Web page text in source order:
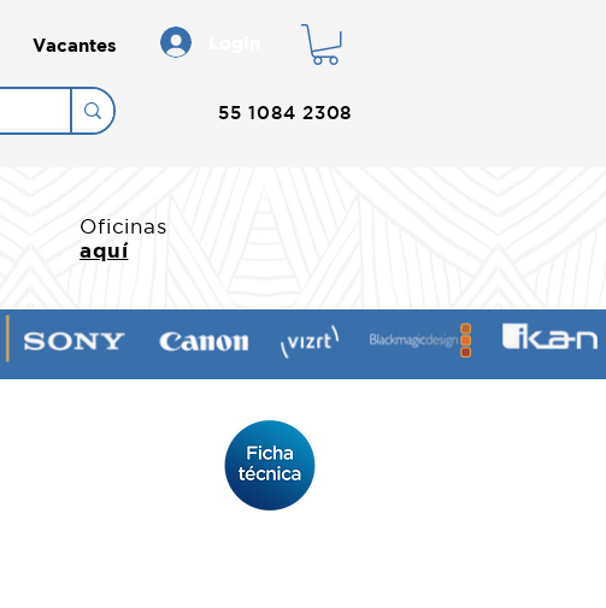
Vacantes
55 1084 2308
Oficinas
aquí